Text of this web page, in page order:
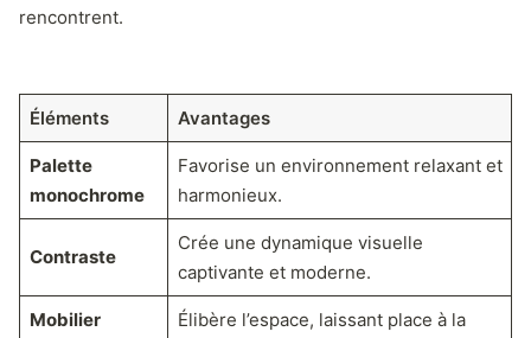
rencontrent.
Éléments Avantages
Palette
monochrome
Favorise un environnement relaxant et
harmonieux.
Contraste
Crée une dynamique visuelle
captivante et moderne.
Mobilier
Élibère l’espace, laissant place à la